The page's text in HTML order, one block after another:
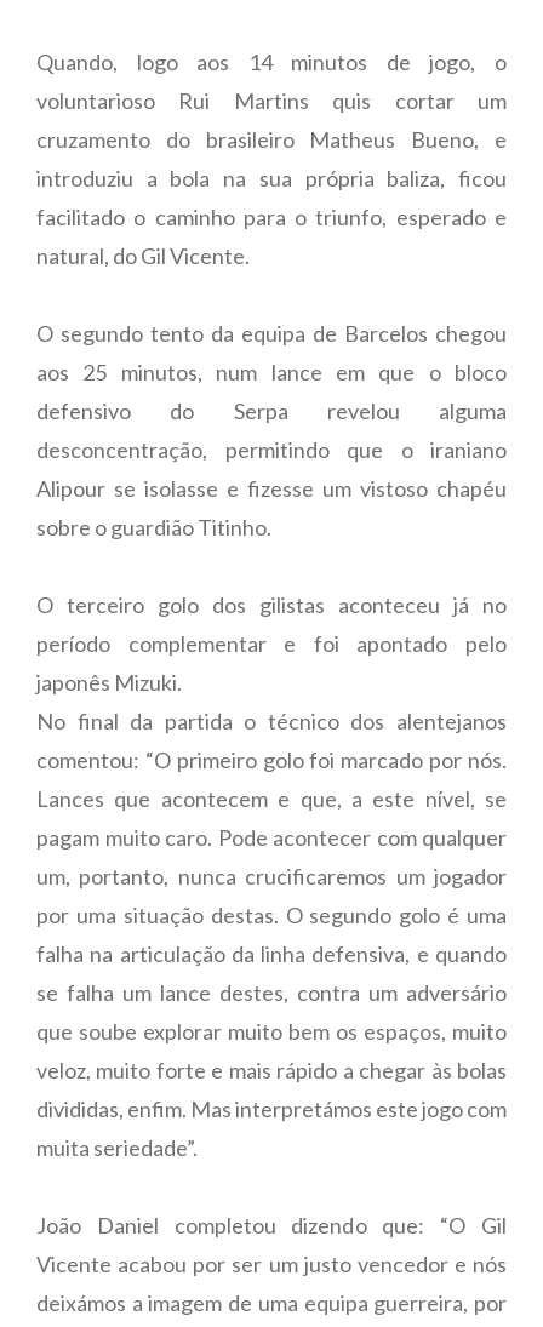
Quando, logo aos 14 minutos de jogo, o
voluntarioso Rui Martins quis cortar um
cruzamento do brasileiro Matheus Bueno, e
introduziu a bola na sua própria baliza, ficou
facilitado o caminho para o triunfo, esperado e
natural, do Gil Vicente.
O segundo tento da equipa de Barcelos chegou
aos 25 minutos, num lance em que o bloco
defensivo do Serpa revelou alguma
desconcentração, permitindo que o iraniano
Alipour se isolasse e fizesse um vistoso chapéu
sobre o guardião Titinho.
O terceiro golo dos gilistas aconteceu já no
período complementar e foi apontado pelo
japonês Mizuki.
No final da partida o técnico dos alentejanos
comentou: “O primeiro golo foi marcado por nós.
Lances que acontecem e que, a este nível, se
pagam muito caro. Pode acontecer com qualquer
um, portanto, nunca crucificaremos um jogador
por uma situação destas. O segundo golo é uma
falha na articulação da linha defensiva, e quando
se falha um lance destes, contra um adversário
que soube explorar muito bem os espaços, muito
veloz, muito forte e mais rápido a chegar às bolas
divididas, enfim. Mas interpretámos este jogo com
muita seriedade”.
João Daniel completou dizendo que: “O Gil
Vicente acabou por ser um justo vencedor e nós
deixámos a imagem de uma equipa guerreira, por